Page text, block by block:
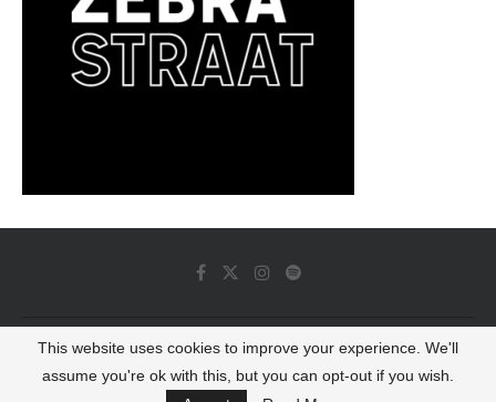
© 2022 - Luminous Dash All Rights Reserved
This website uses cookies to improve your experience. We'll
assume you're ok with this, but you can opt-out if you wish.